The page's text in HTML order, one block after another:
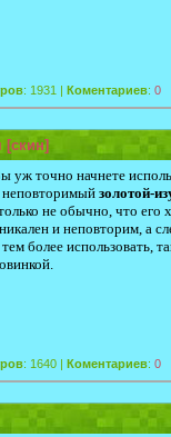
: 1931 | Коментариев: 0
уж точно начнете
неповторимыйзолотой-
не обычно, что его
и неповторим, а
более использовать,
: 1640 | Коментариев: 0